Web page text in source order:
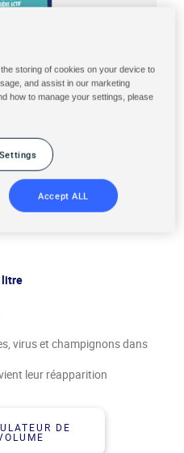
liquide 1L
litre
virus et champignons dans
leur réapparition
DE
storing of cookies on your device to
and assist in our marketing
how to manage your settings, please
Accept ALL